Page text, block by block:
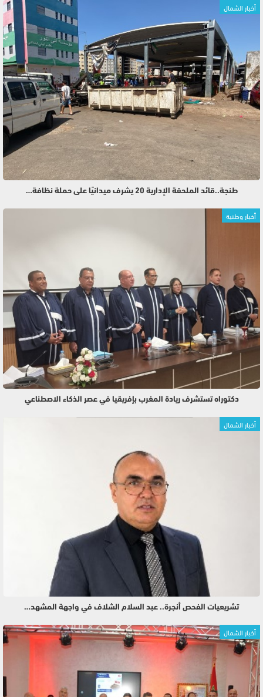
أخبار الشمال
طنجة..قائد الملحقة الإدارية 20 يشرف ميدانيًا على حملة نظافة…
أخبار وطنية
دكتوراه تستشرف ريادة المغرب بإفريقيا في عصر الذكاء الاصطناعي
أخبار الشمال
تشريعيات الفحص أنجرة.. عبد السلام الشلاف في واجهة المشهد…
أخبار الشمال